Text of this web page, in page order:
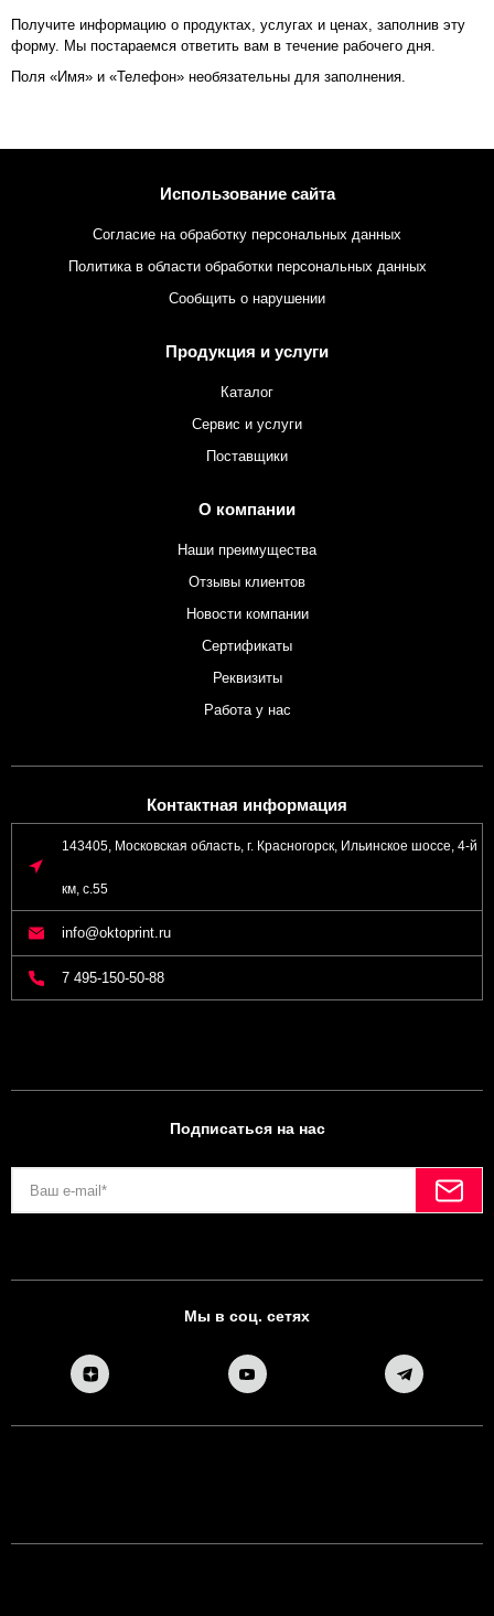
Получите информацию о продуктах, услугах и ценах, заполнив эту
форму. Мы постараемся ответить вам в течение рабочего дня.
Поля «Имя» и «Телефон» необязательны для заполнения.
Использование сайта
Согласие на обработку персональных данных
Политика в области обработки персональных данных
Сообщить о нарушении
Продукция и услуги
Каталог
Сервис и услуги
Поставщики
О компании
Наши преимущества
Отзывы клиентов
Новости компании
Сертификаты
Реквизиты
Работа у нас
Контактная информация
143405, Московская область, г. Красногорск, Ильинское шоссе, 4-й
км, с.55
info@oktoprint.ru
7 495-150-50-88
Подписаться на нас
Мы в соц. сетях